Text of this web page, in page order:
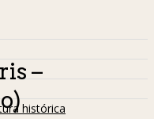
histórica
–